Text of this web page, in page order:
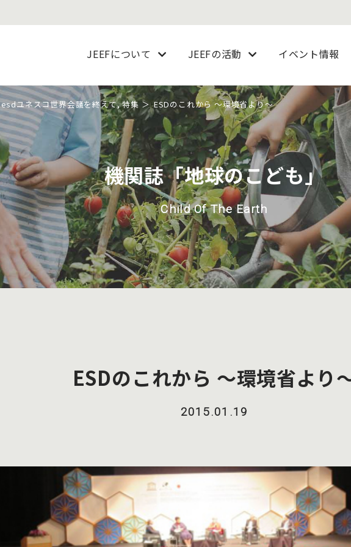
JEEFについて JEEFの活動 イベント情報
機関誌「地球のこども」
Child Of The Earth
esdユネスコ世界会議を終えて,特集 ESDのこれから ～環境省より～
ESDのこれから ～環境省より
2015.01.19